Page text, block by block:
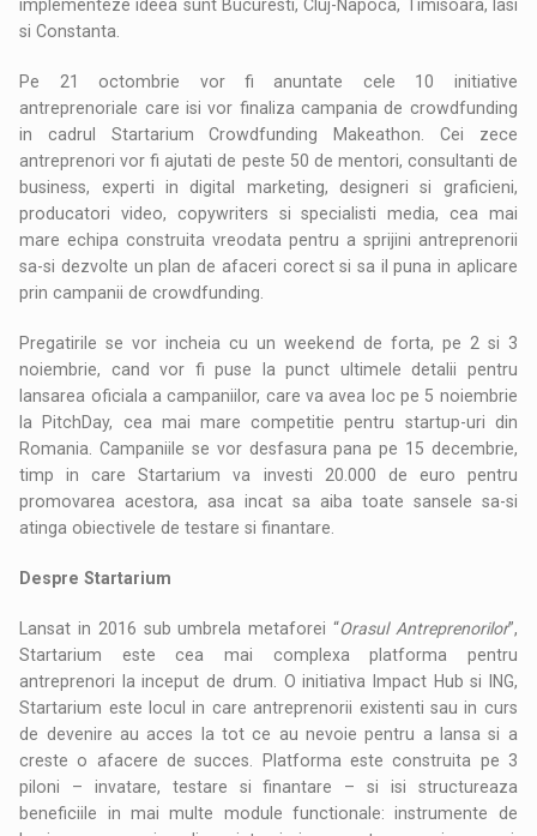
implementeze ideea sunt Bucuresti, Cluj-Napoca, Timisoara, Iasi
si Constanta.
Pe 21 octombrie vor fi anuntate cele 10 initiative
antreprenoriale care isi vor finaliza campania de crowdfunding
in cadrul Startarium Crowdfunding Makeathon. Cei zece
antreprenori vor fi ajutati de peste 50 de mentori, consultanti de
business, experti in digital marketing, designeri si graficieni,
producatori video, copywriters si specialisti media, cea mai
mare echipa construita vreodata pentru a sprijini antreprenorii
sa-si dezvolte un plan de afaceri corect si sa il puna in aplicare
prin campanii de crowdfunding.
Pregatirile se vor incheia cu un weekend de forta, pe 2 si 3
noiembrie, cand vor fi puse la punct ultimele detalii pentru
lansarea oficiala a campaniilor, care va avea loc pe 5 noiembrie
la PitchDay, cea mai mare competitie pentru startup-uri din
Romania. Campaniile se vor desfasura pana pe 15 decembrie,
timp in care Startarium va investi 20.000 de euro pentru
promovarea acestora, asa incat sa aiba toate sansele sa-si
atinga obiectivele de testare si finantare.
Despre Startarium
Lansat in 2016 sub umbrela metaforei “Orasul Antreprenorilor”,
Startarium este cea mai complexa platforma pentru
antreprenori la inceput de drum. O initiativa Impact Hub si ING,
Startarium este locul in care antreprenorii existenti sau in curs
de devenire au acces la tot ce au nevoie pentru a lansa si a
creste o afacere de succes. Platforma este construita pe 3
piloni – invatare, testare si finantare – si isi structureaza
beneficiile in mai multe module functionale: instrumente de